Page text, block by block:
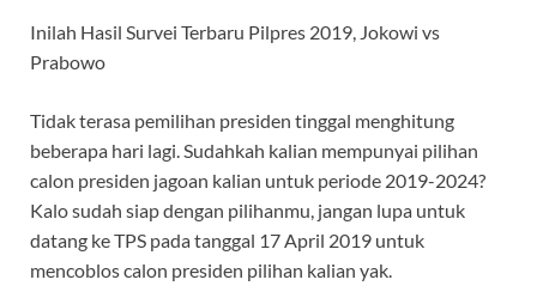
Inilah Hasil Survei Terbaru Pilpres 2019, Jokowi vs
Prabowo
Tidak terasa pemilihan presiden tinggal menghitung
beberapa hari lagi. Sudahkah kalian mempunyai pilihan
calon presiden jagoan kalian untuk periode 2019-2024?
Kalo sudah siap dengan pilihanmu, jangan lupa untuk
datang ke TPS pada tanggal 17 April 2019 untuk
mencoblos calon presiden pilihan kalian yak.